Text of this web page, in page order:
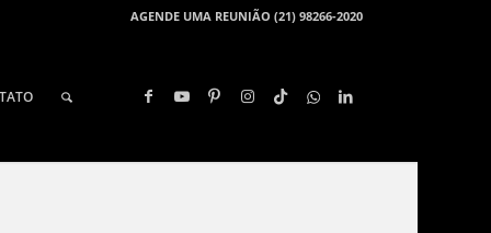
AGENDE UMA REUNIÃO (21) 98266-2020